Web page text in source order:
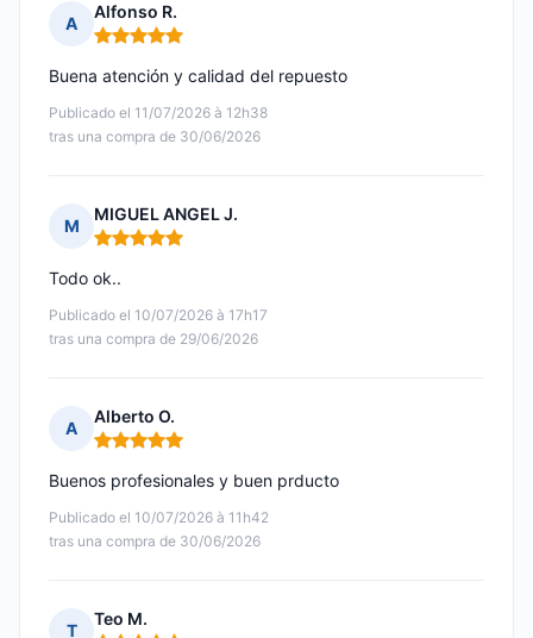
A
Alfonso R.
Nota: 5 de 5
Publicado el 11/07/2026 à 12h38
tras una compra de 30/06/2026
Buena atención y calidad del repuesto
M
MIGUEL ANGEL J.
Nota: 5 de 5
Publicado el 10/07/2026 à 17h17
tras una compra de 29/06/2026
Todo ok..
A
Alberto O.
Nota: 5 de 5
Publicado el 10/07/2026 à 11h42
tras una compra de 30/06/2026
Buenos profesionales y buen prducto
T
Teo M.